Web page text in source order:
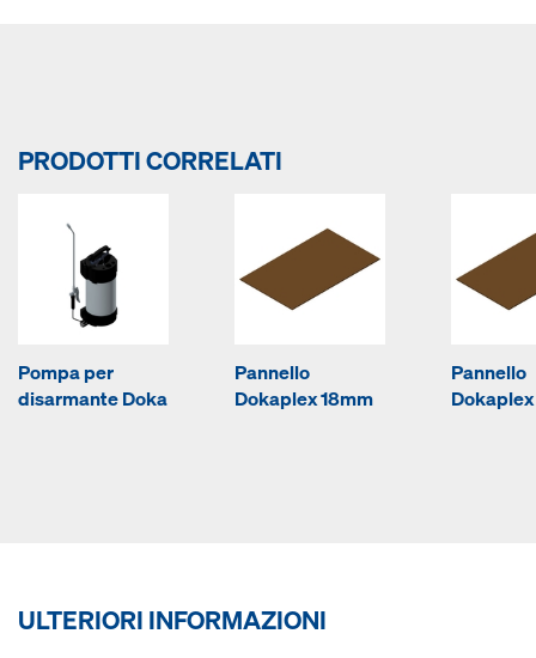
PRODOTTI CORRELATI
Pompa per
disarmante Doka
Pannello
Dokaplex 18mm
Pannello
ULTERIORI INFORMAZIONI